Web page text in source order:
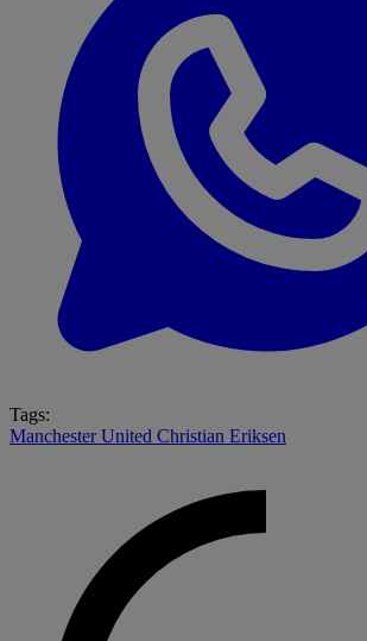
Tags:
Manchester United Christian Eriksen